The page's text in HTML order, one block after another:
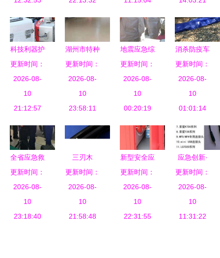
消防产品质
量监督检查
科技利器护
航安全 福
建安全生产
宣传咨询日
展示先进应
更新时间：
2026-08-
10
21:12:57
湖州市特种
设备检测研
究院与电梯
应急救援指
挥中心 应
的高效管理
与实战应用
更新时间：
2026-08-
10
23:58:11
地震应急综
合演练与应
急救援器械
展纪实 共
筑安全防线
更新时间：
2026-08-
10
00:20:19
消杀防疫车
+应急救援
设备+野外
逃生实战
这场演练看
救援器材大
显身手
更新时间：
2026-08-
10
01:01:14
全省应急救
援会议在六
盘水召开
嘉宾盛赞应
急救援设备
更新时间：
2026-08-
10
23:18:40
三刃木
GB9-707镀
钛虎纹救生
军刀 可靠
的多功能应
更新时间：
2026-08-
10
21:58:48
新型安全应
急设备亮相
北碚，应急
救援器材引
关注
更新时间：
2026-08-
10
22:31:55
应急创新·
安心守护
——品创实
业营业部应
急救援与应
更新时间：
2026-08-
10
11:31:22